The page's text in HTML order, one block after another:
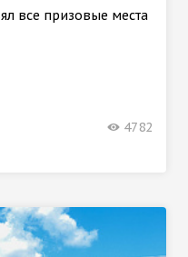
все призовые места
4782